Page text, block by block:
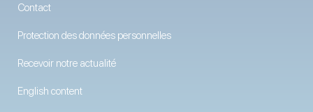
Contact
Protection des données personnelles
Recevoir notre actualité
English content